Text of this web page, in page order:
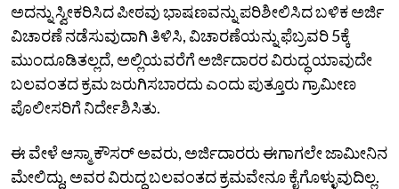
ಅದನ್ನು ಸ್ವೀಕರಿಸಿದ ಪೀಠವು ಭಾಷಣವನ್ನು ಪರಿಶೀಲಿಸಿದ ಬಳಿಕ ಅರ್ಜಿ
ವಿಚಾರಣೆ ನಡೆಸುವುದಾಗಿ ತಿಳಿಸಿ, ವಿಚಾರಣೆಯನ್ನು ಫೆಬ್ರವರಿ 5ಕ್ಕೆ
ಮುಂದೂಡಿತಲ್ಲದೆ, ಅಲ್ಲಿಯವರೆಗೆ ಅರ್ಜಿದಾರರ ವಿರುದ್ಧ ಯಾವುದೇ
ಬಲವಂತದ ಕ್ರಮ ಜರುಗಿಸಬಾರದು ಎಂದು ಪುತ್ತೂರು ಗ್ರಾಮೀಣ
ಪೊಲೀಸರಿಗೆ ನಿರ್ದೇಶಿಸಿತು.
ಈ ವೇಳೆ ಆಸ್ಮಾ ಕೌಸರ್ ಅವರು, ಅರ್ಜಿದಾರರು ಈಗಾಗಲೇ ಜಾಮೀನಿನ
ಮೇಲಿದ್ದು, ಅವರ ವಿರುದ್ಧ ಬಲವಂತದ ಕ್ರಮವೇನೂ ಕೈಗೊಳ್ಳುವುದಿಲ್ಲ.